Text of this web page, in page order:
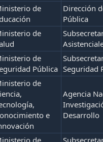
de
Dirección
Pública
de
de
Pública Seguridad
de
e
Agencia
Desarrollo